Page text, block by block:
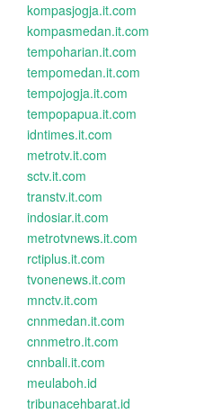
kompasjogja.it.com
kompasmedan.it.com
tempoharian.it.com
tempomedan.it.com
tempojogja.it.com
tempopapua.it.com
idntimes.it.com
metrotv.it.com
sctv.it.com
transtv.it.com
indosiar.it.com
metrotvnews.it.com
rctiplus.it.com
tvonenews.it.com
mnctv.it.com
cnnmedan.it.com
cnnmetro.it.com
cnnbali.it.com
meulaboh.id
tribunacehbarat.id